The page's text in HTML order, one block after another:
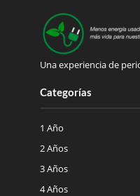
Una experiencia de
Categorías
1 Año
2 Años
3 Años
4 Años